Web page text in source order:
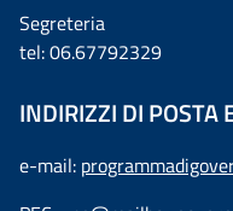
Segreteria
tel: 06.67792329
INDIRIZZI DI POSTA
e-mail: